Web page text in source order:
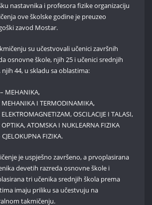
nastavnika i profesora fizike organizaciju
ove školske godine je preuzeo
zavod Mostar.
su učestvovali učenici završnih
osnovne škole, njih 25 i učenici srednjih
njih 44, u skladu sa oblastima:
MEHANIKA,
MEHANIKA I TERMODINAMIKA,
ELEKTROMAGNETIZAM, OSCILACIJE I TALASI,
OPTIKA, ATOMSKA I NUKLEARNA FIZIKA
CJELOKUPNA FIZIKA.
je uspješno završeno, a prvoplasirana
devetih razreda osnovne škole i
tri učenika srednjih škola prema
imaju priliku sa učestvuju na
takmičenju.